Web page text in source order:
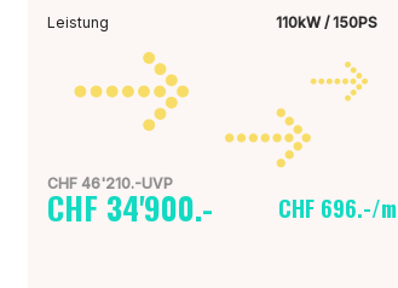
Leistung 110kW / 150PS
CHF 46'210.-UVP
CHF 34'900.- CHF 696.-/m